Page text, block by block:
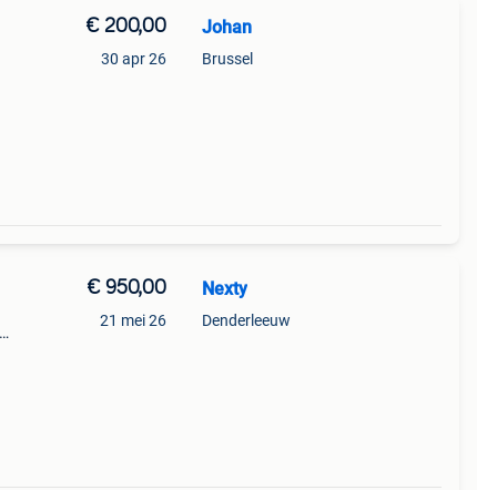
€ 200,00
30 apr 26
Johan
Brussel
€ 950,00
21 mei 26
Nexty
Denderleeuw